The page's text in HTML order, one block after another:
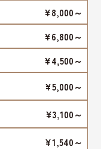
¥8,000～
¥6,800～
¥4,500～
¥5,000～
¥3,100～
¥1,540～